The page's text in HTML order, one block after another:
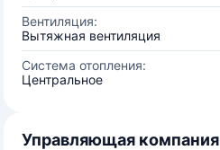
Вентиляция:
Вытяжная вентиляция
Система отопления:
Центральное
Управляющая компания